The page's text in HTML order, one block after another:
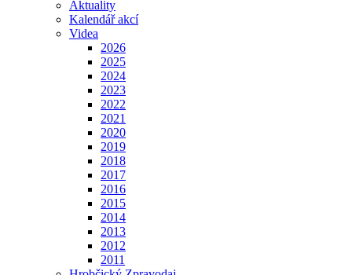
Aktuality
Kalendář akcí
Videa
2026
2025
2024
2023
2022
2021
2020
2019
2018
2017
2016
2015
2014
2013
2012
2011